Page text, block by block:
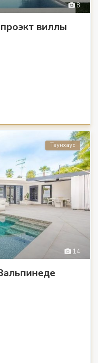
8
виллы
14
Таунхаус